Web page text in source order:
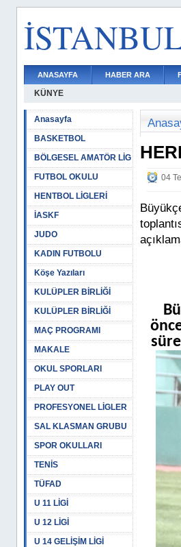
ANASAYFA HABER ARA
KÜNYE
Anasayfa
BASKETBOL
BÖLGESEL AMATÖR LİG
FUTBOL OKULU
HENTBOL LİGLERİ
İASKF
JUDO
KADIN FUTBOLU
Köşe Yazıları
KULÜPLER BİRLİĞİ
KULÜPLER BİRLİĞİ
MAÇ PROGRAMI
MAKALE
OKUL SPORLARI
PLAY OUT
PROFESYONEL LİGLER
SAL KLASMAN GRUBU
SPOR OKULLARI
TENİS
TÜFAD
U 11 LİGİ
U 12 LİGİ
U 14 GELİŞİM LİGİ
04